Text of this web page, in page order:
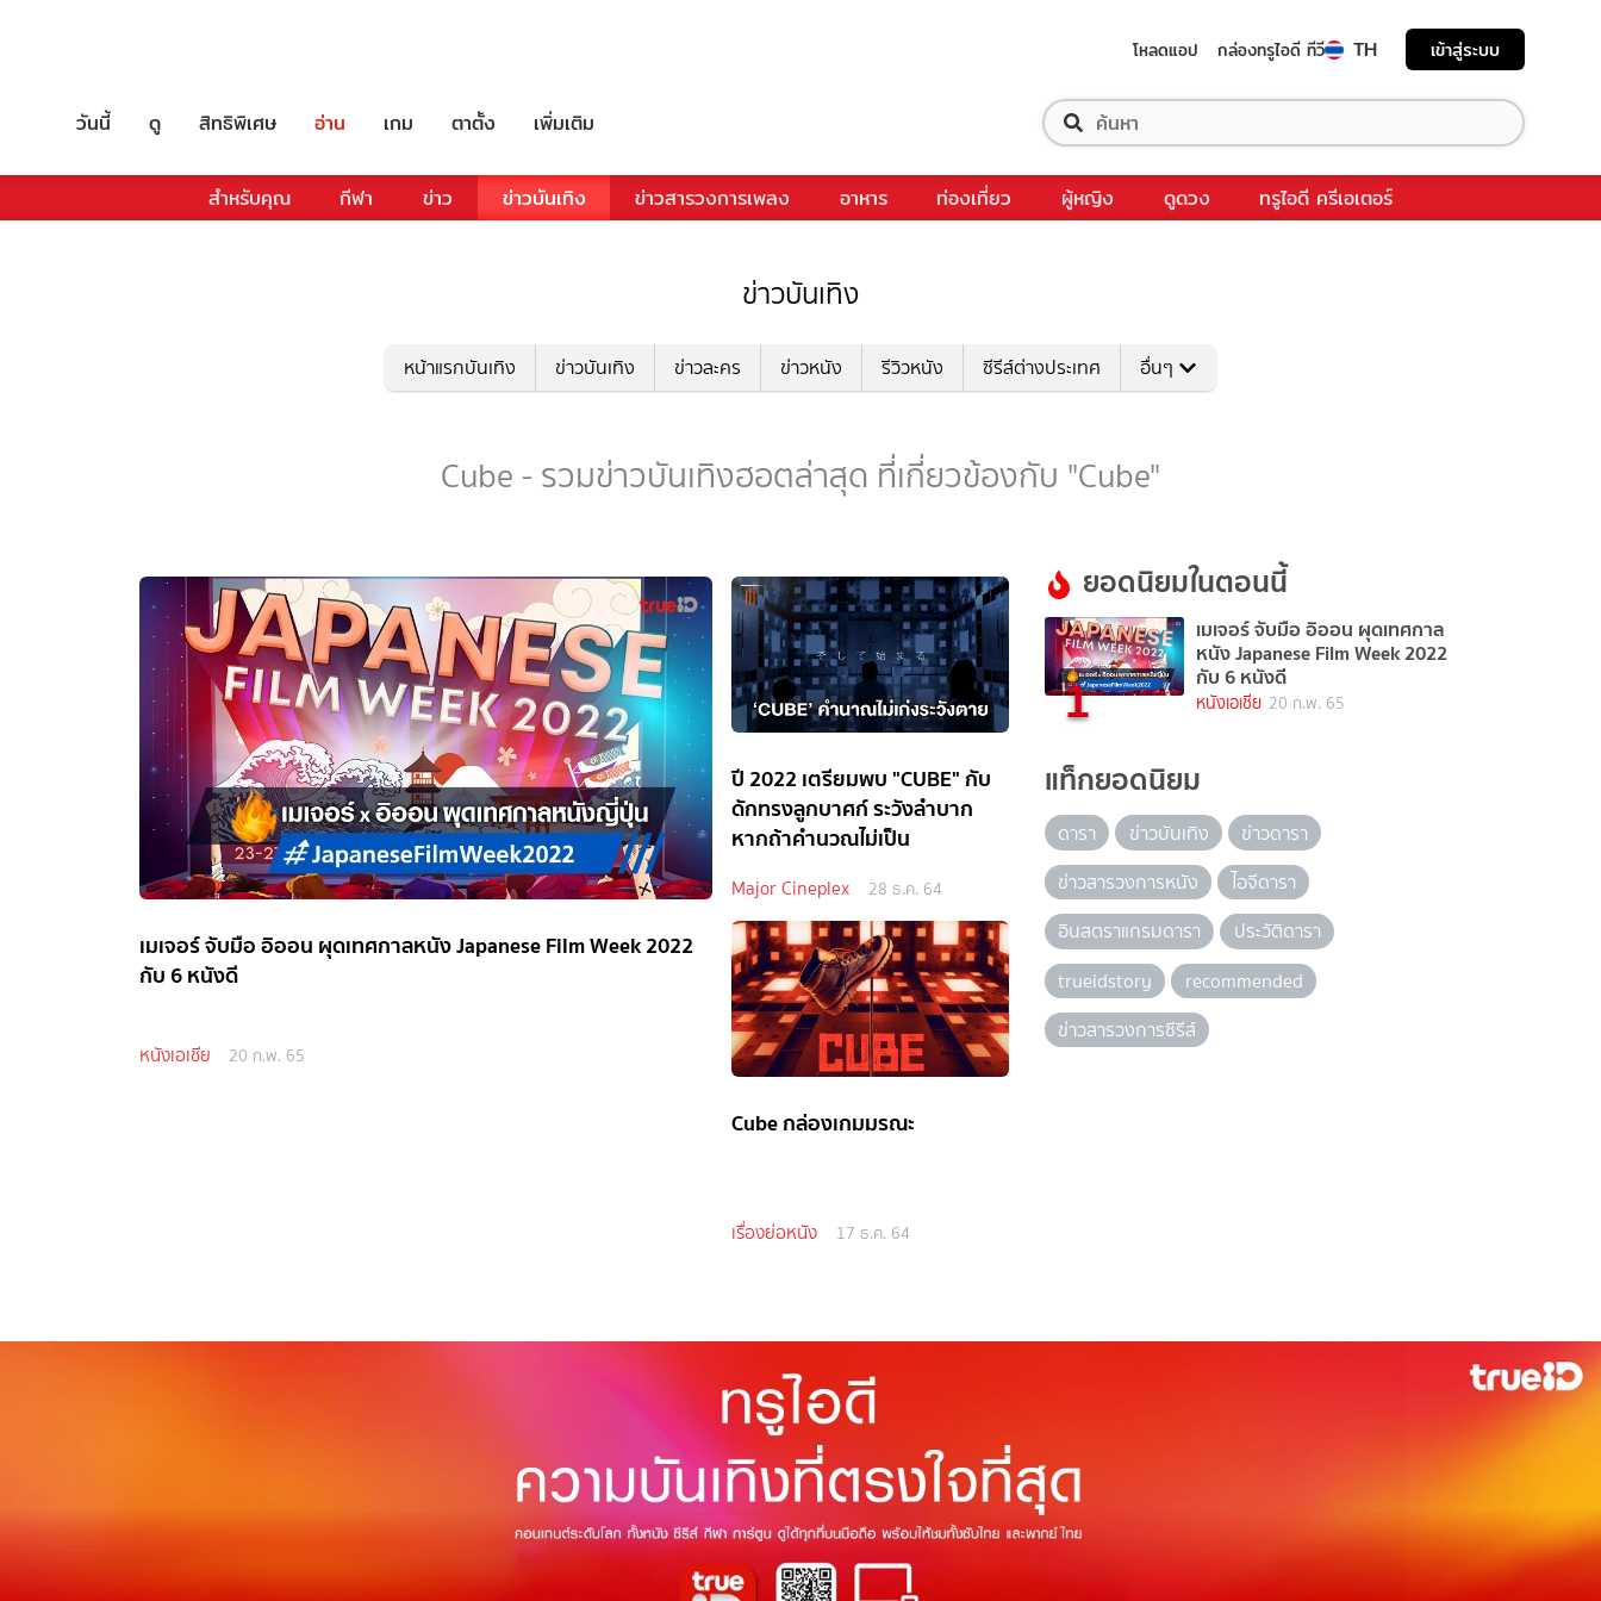
โหลดแอป กล่องทรูไอดี ทีวี TH เข้าสู่ระบบ
วันนี้ ดู สิทธิพิเศษ อ่าน เกม ตาตั้ง เพิ่มเติม
สำหรับคุณ กีฬา ข่าว ข่าวบันเทิง ข่าวสารวงการเพลง อาหาร ท่องเที่ยว ผู้หญิง ดูดวง ทรูไอดี ครีเอเตอร์
ข่าวบันเทิง
หน้าแรกบันเทิง ข่าวบันเทิง ข่าวละคร ข่าวหนัง รีวิวหนัง ซีรีส์ต่างประเทศ อื่นๆ
Cube - รวมข่าวบันเทิงฮอตล่าสุด ที่เกี่ยวข้องกับ "Cube"
เมเจอร์ จับมือ อิออน ผุดเทศกาลหนัง Japanese Film Week 2022
กับ 6 หนังดี
หนังเอเชีย 20 ก.พ. 65
ปี 2022 เตรียมพบ "CUBE" กับ
ดักทรงลูกบาศก์ ระวังลำบาก
หากถ้าคำนวณไม่เป็น
Major Cineplex 28 ธ.ค. 64
Cube กล่องเกมมรณะ
เรื่องย่อหนัง 17 ธ.ค. 64
ยอดนิยมในตอนนี้
1
เมเจอร์ จับมือ อิออน ผุดเทศกาล
หนัง Japanese Film Week 2022
กับ 6 หนังดี
หนังเอเชีย 20 ก.พ. 65
แท็กยอดนิยม
ดารา ข่าวบันเทิง
ข่าวดารา
ข่าวสารวงการหนัง
ไอจีดารา
อินสตราแกรมดารา
ประวัติดารา
trueidstory
recommended
ข่าวสารวงการซีรีส์